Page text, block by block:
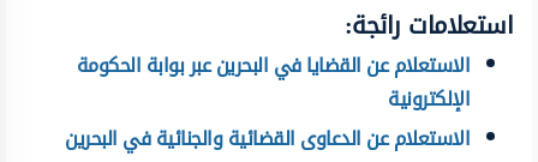
استعلامات رائجة:
الاستعلام عن القضايا في البحرين عبر بوابة الحكومة
الإلكترونية
الاستعلام عن الدعاوى القضائية والجنائية في البحرين